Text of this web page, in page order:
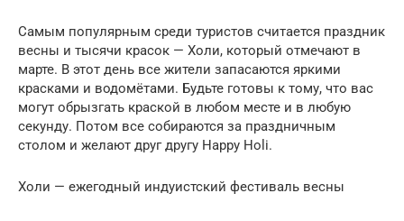
Самым популярным среди туристов считается праздник
весны и тысячи красок — Холи, который отмечают в
марте. В этот день все жители запасаются яркими
красками и водомётами. Будьте готовы к тому, что вас
могут обрызгать краской в любом месте и в любую
секунду. Потом все собираются за праздничным
столом и желают друг другу Happy Holi.
Холи — ежегодный индуистский фестиваль весны